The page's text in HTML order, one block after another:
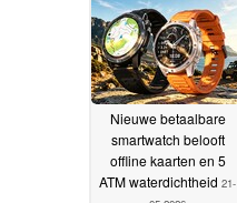
Nieuwe betaalbare
smartwatch belooft
offline kaarten en 5
ATM waterdichtheid 21-